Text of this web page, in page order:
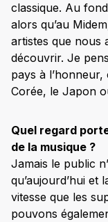
classique. Au
alors qu’au
artistes que nous
découvrir. Je
pays à
Corée, le Japon
Quel regard
de la musique ?
Jamais le public
qu’aujourd’hui
vitesse que les
pouvons